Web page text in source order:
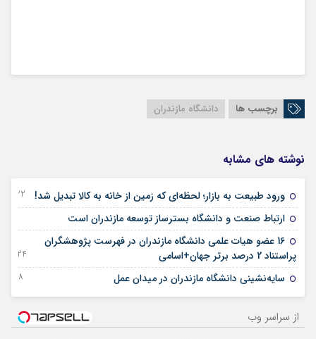
برچسب ها دانشگاه مازندران
نوشته های مشابه
ورود طبیعت به بازار؛ لحظه‌ای که زمین از خانه به کالا تبدیل شد! 22 دسامبر 2025
ارتباط صنعت و دانشگاه بسترساز توسعه مازندران است
16 عضو هیات علمی دانشگاه مازندران در فهرست پژوهشگران
پراستناد 2 درصد برتر جهان+اسامی
24 سپتامبر 2025
سایه‌نشینی دانشگاه مازندران در میدان عمل 28 جولای 2025
از سراسر وب